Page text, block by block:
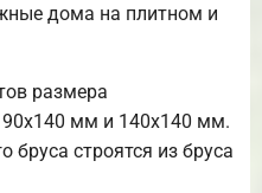
дома на плитном и
размера
мм и 140х140 мм.
бруса строятся из бруса